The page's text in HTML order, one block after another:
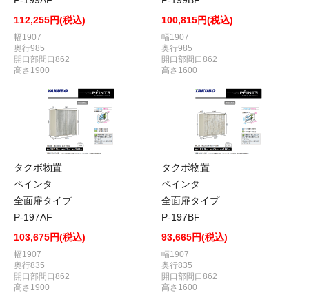
112,255円(税込)
幅1907
奥行985
開口部間口862
高さ1900
100,815円(税込)
幅1907
奥行985
開口部間口862
高さ1600
タクボ物置
ペインタ
全面扉タイプ
P-197AF
103,675円(税込)
幅1907
奥行835
開口部間口862
高さ1900
タクボ物置
ペインタ
全面扉タイプ
P-197BF
93,665円(税込)
幅1907
奥行835
開口部間口862
高さ1600